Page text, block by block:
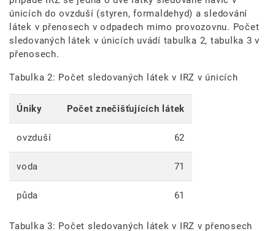
únicích do ovzduší (styren, formaldehyd) a sledování
látek v přenosech v odpadech mimo provozovnu. Počet
sledovaných látek v únicích uvádí tabulka 2, tabulka 3 v
přenosech.
Tabulka 2: Počet sledovaných látek v IRZ v únicích
Úniky Počet znečišťujících látek
ovzduší 62
voda 71
půda 61
Tabulka 3: Počet sledovaných látek v IRZ v přenosech